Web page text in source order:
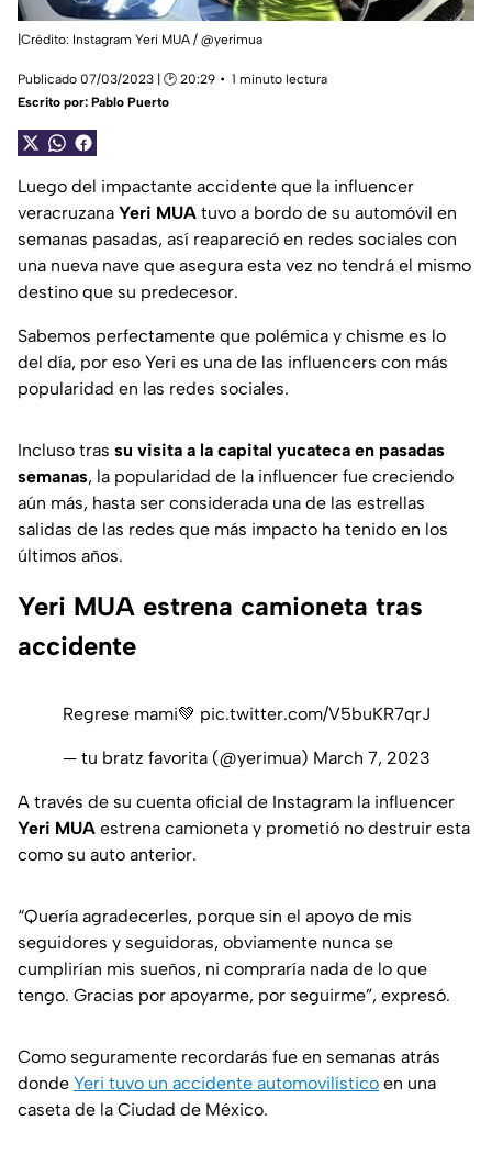
|Crédito: Instagram Yeri MUA / @yerimua
Publicado 07/03/2023 | 🕑 20:29
1 minuto lectura
Escrito por: Pablo Puerto
Luego del impactante accidente que la influencer
veracruzana Yeri MUA tuvo a bordo de su automóvil en
semanas pasadas, así reapareció en redes sociales con
una nueva nave que asegura esta vez no tendrá el mismo
destino que su predecesor.
Sabemos perfectamente que polémica y chisme es lo
del día, por eso Yeri es una de las influencers con más
popularidad en las redes sociales.
Incluso tras su visita a la capital yucateca en pasadas
semanas, la popularidad de la influencer fue creciendo
aún más, hasta ser considerada una de las estrellas
salidas de las redes que más impacto ha tenido en los
últimos años.
Yeri MUA estrena camioneta tras
accidente
Regrese mami💚 pic.twitter.com/V5buKR7qrJ
— tu bratz favorita (@yerimua) March 7, 2023
A través de su cuenta oficial de Instagram la influencer
Yeri MUA estrena camioneta y prometió no destruir esta
como su auto anterior.
“Quería agradecerles, porque sin el apoyo de mis
seguidores y seguidoras, obviamente nunca se
cumplirían mis sueños, ni compraría nada de lo que
tengo. Gracias por apoyarme, por seguirme”, expresó.
Como seguramente recordarás fue en semanas atrás
donde Yeri tuvo un accidente automovilístico en una
caseta de la Ciudad de México.